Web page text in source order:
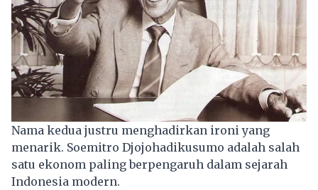
Nama kedua justru menghadirkan ironi yang
menarik. Soemitro Djojohadikusumo adalah salah
satu ekonom paling berpengaruh dalam sejarah
Indonesia modern.